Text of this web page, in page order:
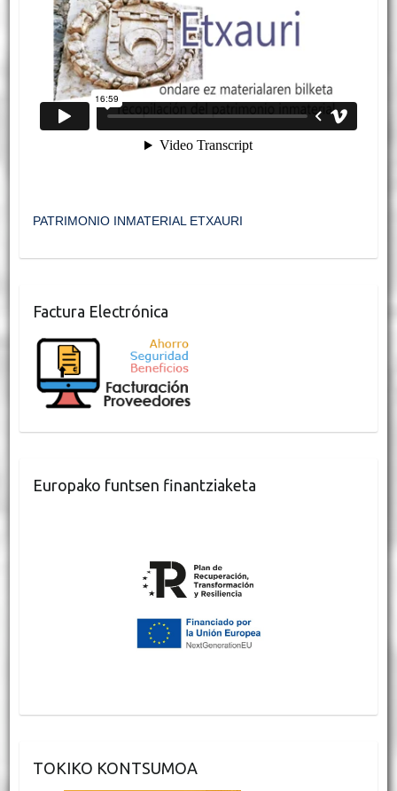
PATRIMONIO INMATERIAL ETXAURI
Factura Electrónica
Europako funtsen finantziaketa
TOKIKO KONTSUMOA